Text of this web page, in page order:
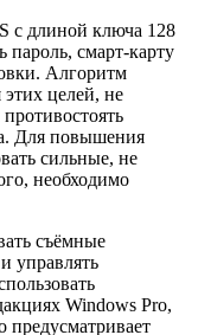
с длиной ключа 128
пароль, смарт-карту
Алгоритм
целей, не
Для повышения
сильные, не
необходимо
съёмные
управлять
Windows Pro,
предусматривает